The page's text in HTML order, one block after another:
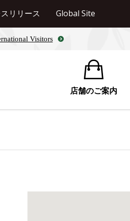
リリース Global Site
Visitors
店舗のご案内